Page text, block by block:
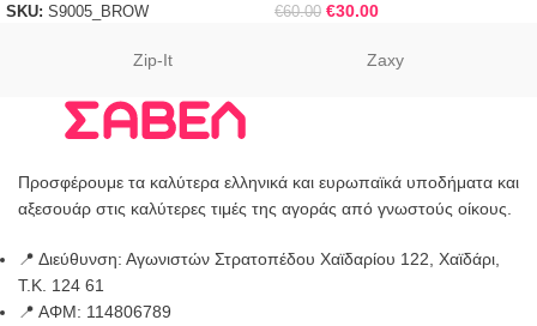
SKU: S9005_BROW
€60.00 €30.00
Zip-It Zaxy
Προσφέρουμε τα καλύτερα ελληνικά και ευρωπαϊκά υποδήματα και
αξεσουάρ στις καλύτερες τιμές της αγοράς από γνωστούς οίκους.
📍 Διεύθυνση: Αγωνιστών Στρατοπέδου Χαϊδαρίου 122, Χαϊδάρι,
Τ.Κ. 124 61
📍 ΑΦΜ: 114806789